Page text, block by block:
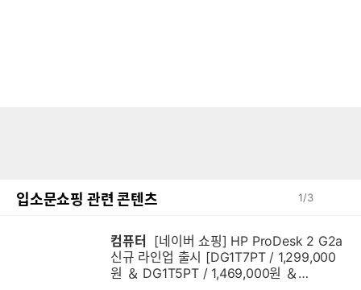
입소문쇼핑 관련 콘텐츠 1/3
컴퓨터
신규 라인업 출시 [DG1T7PT / 1,299,000
원 ＆ DG1T5PT / 1,469,000원 ＆